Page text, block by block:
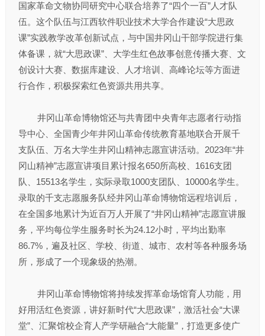
国家革命文物协同研究中心联合培养了“四个一百”人才队
伍。这个队伍与江西软件职业技术大学合作建设“大思政
课”实践教学改革创新试点，与中国井冈山干部学院进行集
体备课，就“大思政课”、大学生红色故事创意传播大赛、文
创设计大赛、数据库建设、人才培训、高峰论坛等方面进
行合作，积极探索红色资源共用共享。
井冈山革命博物馆还与共青团中央青年志愿者行动指
导中心、全国青少年井冈山革命传统教育基地联合开展千
支队伍、万名大学生井冈山精神志愿宣讲活动。2023年“井
冈山精神”志愿宣讲项目累计报名650所高校、1616支团
队、15513名学生，实际录取1000支团队、10000名学生。
录取的千支志愿服务队经井冈山革命博物馆远程培训后，
在全国多地累计为近百万人开展了“井冈山精神”志愿宣讲服
务，平均每位学生服务时长为24.12小时，平均出勤率
86.7%，遍及社区、学校、街道、城市、农村等各种服务场
所，形成了一个现象级的热潮。
井冈山革命博物馆将持续发挥革命场馆育人功能，用
好用活红色资源，讲好新时代“大思政课”，激活社会“大课
堂”、汇聚馆校企育人产学研融合“大能量”，打造更多使广